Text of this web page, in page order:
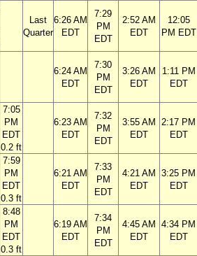
Last
Quarter
6:26 AM
EDT
7:29
PM
EDT
2:52 AM
EDT
12:05
PM EDT
6:24 AM
EDT
7:30
PM
EDT
3:26 AM
EDT
1:11 PM
EDT
7:05
PM
EDT
0.2 ft
6:23 AM
EDT
7:32
PM
EDT
3:55 AM
EDT
2:17 PM
EDT
7:59
PM
EDT
0.3 ft
6:21 AM
EDT
7:33
PM
EDT
4:21 AM
EDT
3:25 PM
EDT
8:48
PM
EDT
0.3 ft
6:19 AM
EDT
7:34
PM
EDT
4:45 AM
EDT
4:34 PM
EDT